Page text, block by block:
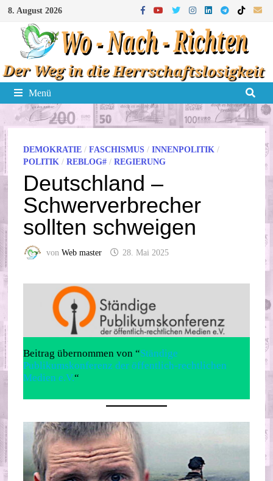
Zum
Inhalt
springen
8. August 2026
Menü
DEMOKRATIE /FASCHISMUS /INNENPOLITIK /
POLITIK /REBLOG# /REGIERUNG
Deutschland –
Schwerverbrecher
sollten schweigen
vonWeb master 28. Mai 2025
Beitrag übernommen von “Ständige
Publikumskonferenz der öffentlich-rechtlichen
Medien e.V.“